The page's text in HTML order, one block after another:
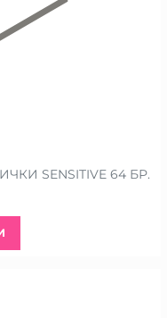
SENSITIVE 64 БР.